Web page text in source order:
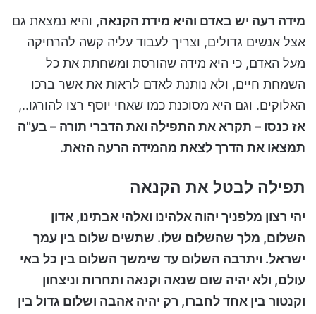
מידה רעה יש באדם והיא מידת הקנאה, והיא נמצאת גם
אצל אנשים גדולים, וצריך לעבוד עליה קשה להרחיקה
מעל האדם, כי היא מידה שהורסת ומשחתת את כל
השמחת חיים, ולא נותנת לאדם לראות את אשר ברכו
האלוקים. וגם היא מסוכנת כמו שאחי יוסף רצו להורגו..,
אז כנסו – תקרא את התפילה ואת הדברי תורה – בע"ה
תמצאו את הדרך לצאת מהמידה הרעה הזאת.
תפילה לבטל את הקנאה
יהי רצון מלפניך יהוה אלהינו ואלהי אבתינו, אדון
השלום, מלך שהשלום שלו. שתשים שלום בין עמך
ישראל. ויתרבה השלום עד שימשך השלום בין כל באי
עולם, ולא יהיה שום שנאה וקנאה ותחרות וניצחון
וקנטור בין אחד לחברו, רק יהיה אהבה ושלום גדול בין